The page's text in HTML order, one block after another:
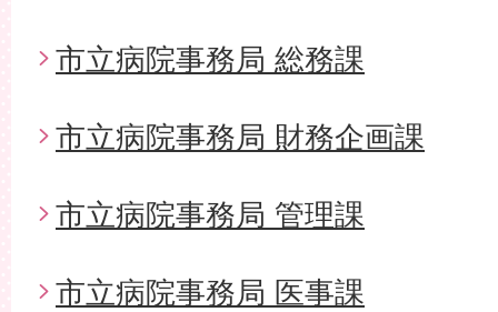
市立病院事務局 総務課
市立病院事務局 財務企画課
市立病院事務局 管理課
市立病院事務局 医事課